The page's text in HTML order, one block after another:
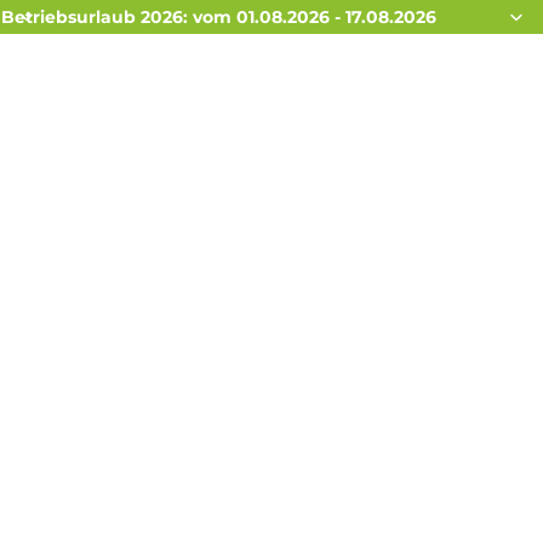
Betriebsurlaub 2026: vom 01.08.2026 - 17.08.2026